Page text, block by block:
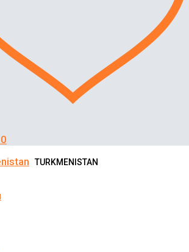
0
TURKMENISTAN